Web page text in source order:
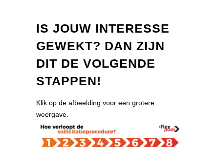
IS JOUW INTERESSE
GEWEKT? DAN ZIJN
DIT DE VOLGENDE
STAPPEN!
Klik op de afbeelding voor een grotere
weergave.